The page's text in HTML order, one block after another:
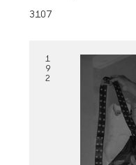
3107
1
9
2